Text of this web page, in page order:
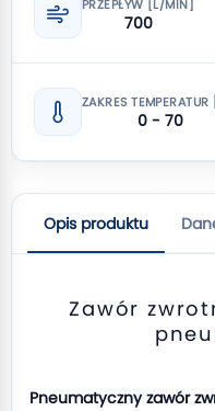
PRZEPŁYW [L/MIN]
700
ZAKRES
0 - 70
Opis produktu
Zawór
Pneumatyczny zawór